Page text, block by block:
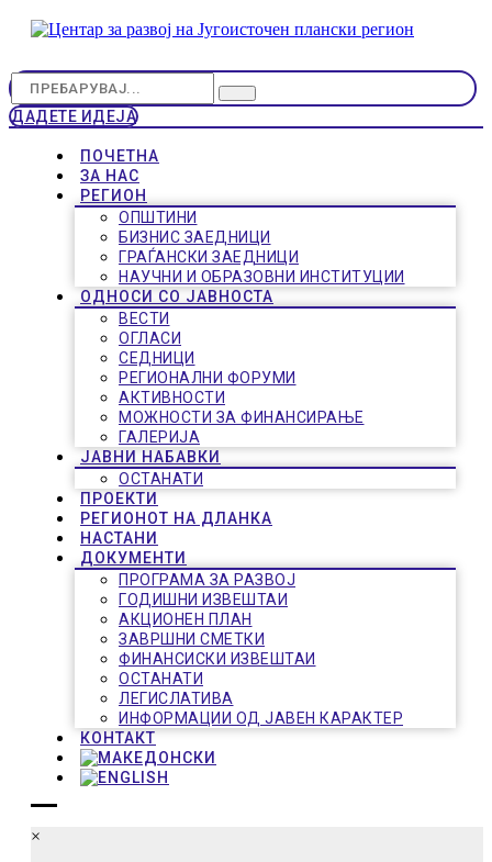
ДАДЕТЕ ИДЕЈА
ПОЧЕТНА
ЗА НАС
РЕГИОН
ОПШТИНИ
БИЗНИС ЗАЕДНИЦИ
ГРАЃАНСКИ ЗАЕДНИЦИ
НАУЧНИ И ОБРАЗОВНИ ИНСТИТУЦИИ
ОДНОСИ СО ЈАВНОСТА
ВЕСТИ
ОГЛАСИ
СЕДНИЦИ
РЕГИОНАЛНИ ФОРУМИ
АКТИВНОСТИ
МОЖНОСТИ ЗА ФИНАНСИРАЊЕ
ГАЛЕРИЈА
ЈАВНИ НАБАВКИ
ОСТАНАТИ
ПРОЕКТИ
РЕГИОНОТ НА ДЛАНКА
НАСТАНИ
ДОКУМЕНТИ
ПРОГРАМА ЗА РАЗВОЈ
ГОДИШНИ ИЗВЕШТАИ
АКЦИОНЕН ПЛАН
ЗАВРШНИ СМЕТКИ
ФИНАНСИСКИ ИЗВЕШТАИ
ОСТАНАТИ
ЛЕГИСЛАТИВА
ИНФОРМАЦИИ ОД ЈАВЕН КАРАКТЕР
КОНТАКТ
×